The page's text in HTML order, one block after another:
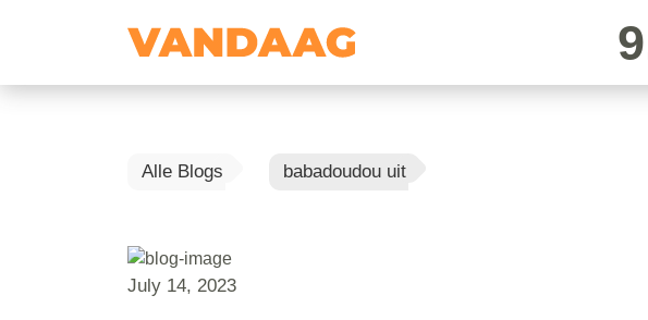
Alle Blogs babadoudou uit
July 14, 2023